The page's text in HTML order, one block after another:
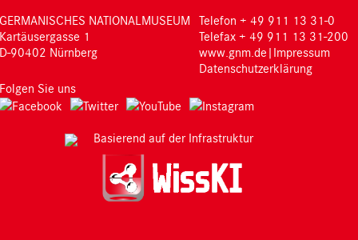
GERMANISCHES NATIONALMUSEUM
Kartäusergasse 1
D-90402 Nürnberg
Telefon + 49 911 13 31-0
Telefax + 49 911 13 31-200
www.gnm.de | Impressum
Datenschutzerklärung
Folgen Sie uns
Basierend auf der Infrastruktur